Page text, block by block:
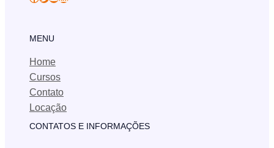
MENU
Home
Cursos
Contato
Locação
CONTATOS E INFORMAÇÕES